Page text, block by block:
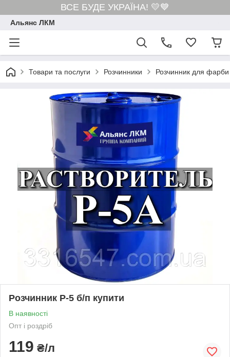
ВСЕ БУДЕ УКРАЇНА! 💛💙
Альянс ЛКМ
Товари та послуги Розчинники Розчинник для фарби
Розчинник Р-5 б/п купити
В наявності
Опт і роздріб
119 ₴/л